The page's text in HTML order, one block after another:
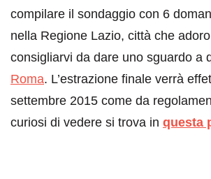
compilare il sondaggio con 6
nella Regione Lazio, città che
consigliarvi da dare uno sguardo a
Roma. L’estrazione finale verrà
settembre 2015 come da
curiosi di vedere si trova in questa